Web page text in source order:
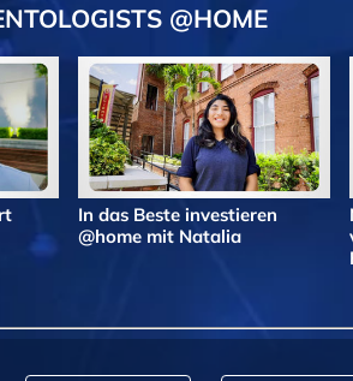
@HOME
In das Beste investieren
@home mit Natalia